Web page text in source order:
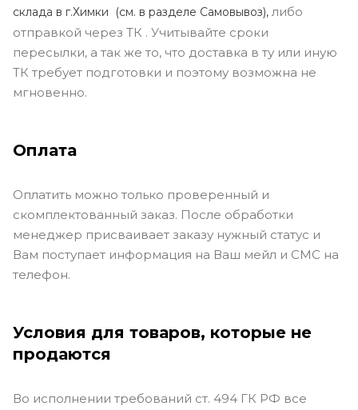
склада в г.Химки (см. в разделе Самовывоз), либо
отправкой через ТК . Учитывайте сроки
пересылки, а так же то, что доставка в ту или иную
ТК требует подготовки и поэтому возможна не
мгновенно.
Оплата
Оплатить можно только проверенный и
скомплектованный заказ. После обработки
менеджер присваивает заказу нужный статус и
Вам поступает информация на Ваш мейл и СМС на
телефон.
Условия для товаров, которые не
продаются
Во исполнении требований ст. 494 ГК РФ все